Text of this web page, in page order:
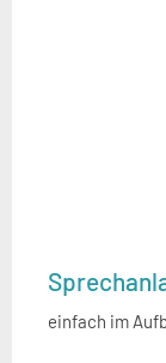
einfach im